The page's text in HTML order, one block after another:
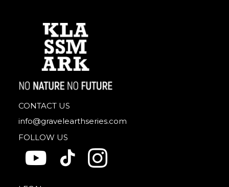
CONTACT US
info@gravelearthseries.com
FOLLOW US